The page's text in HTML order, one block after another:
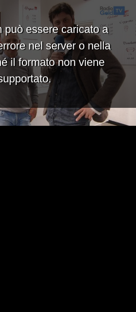
può essere caricato a
nel server o nella
il formato non viene